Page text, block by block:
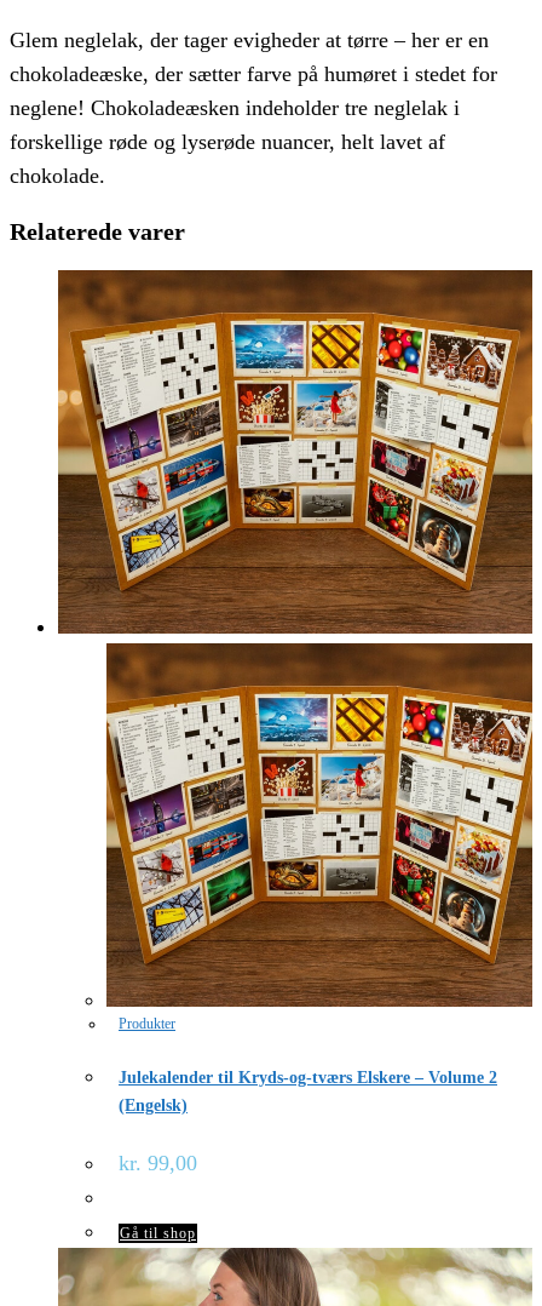
Glem neglelak, der tager evigheder at tørre – her er en
chokoladeæske, der sætter farve på humøret i stedet for
neglene! Chokoladeæsken indeholder tre neglelak i
forskellige røde og lyserøde nuancer, helt lavet af
chokolade.
Relaterede varer
Produkter
Julekalender til Kryds-og-tværs Elskere – Volume 2
(Engelsk)
kr. 99,00
Gå til shop